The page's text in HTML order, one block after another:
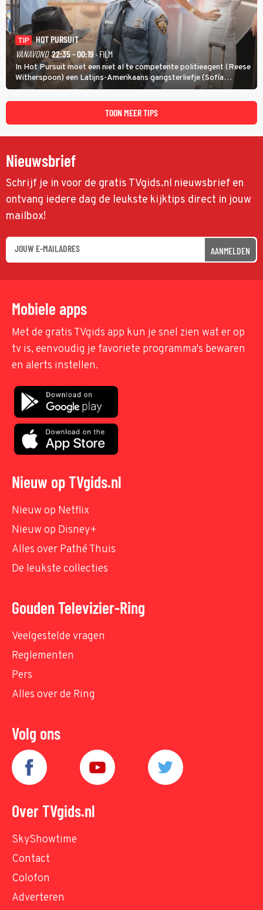
TIP
HOT PURSUIT
VANAVOND 22:35 - 00:19· FILM
In Hot Pursuit moet een niet al te competente politieagent (Reese
Witherspoon) een Latijns-Amerikaans gangsterliefje (Sofía
Vergara) beschermen tegen corrupte agenten en moordlustige
maffiatypes.
TOON MEER TIPS
Nieuwsbrief
Schrijf je in voor de gratis TVgids.nl nieuwsbrief en
ontvang iedere dag de leukste kijktips direct in jouw
mailbox!
AANMELDEN
Mobiele apps
Met de gratis TVgids app kun je snel zien wat er op
tv is, eenvoudig je favoriete programma's bewaren
en alerts instellen.
Nieuw op TVgids.nl
Nieuw op Netflix
Nieuw op Disney+
Alles over Pathé Thuis
De leukste collecties
Gouden Televizier-Ring
Veelgestelde vragen
Reglementen
Pers
Alles over de Ring
Volg ons
Over TVgids.nl
SkyShowtime
Contact
Colofon
Adverteren